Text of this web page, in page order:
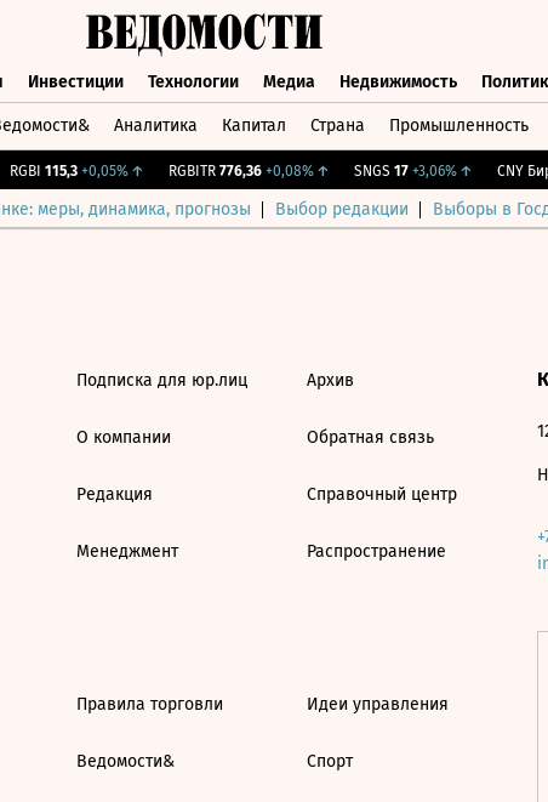
Инвестиции Технологии Медиа Недвижимость
Аналитика Капитал Страна Промышленность
RGBI 115,3 +0,05%↑ RGBITR 776,36 +0,08%↑ SNGS 17 +3,06%↑ CNY
меры, динамика, прогнозы Выбор редакции Выборы в
Подписка для юр.лиц
О компании
Редакция
Менеджмент
Архив
Обратная связь
Справочный центр
Распространение
Правила торговли
Ведомости&
Идеи управления
Спорт